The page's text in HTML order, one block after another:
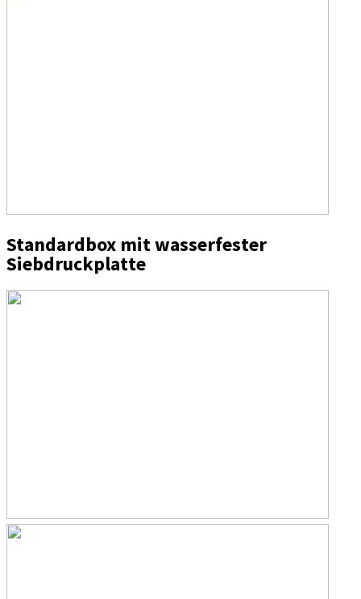
Standardbox mit wasserfester
Siebdruckplatte